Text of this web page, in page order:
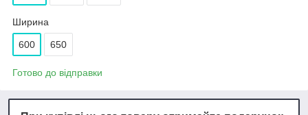
Ширина
600 650
Готово до відправки